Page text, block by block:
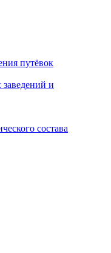
путёвок
и
состава